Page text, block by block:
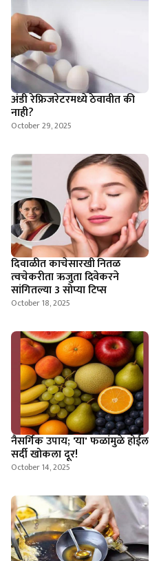
अंडी रेफ्रिजरेटरमध्ये ठेवावीत की
नाही?
October 29, 2025
दिवाळीत काचेसारखी नितळ
त्वचेकरीता ऋजुता दिवेकरने
सांगितल्या 3 सोप्या टिप्स
October 18, 2025
नैसर्गिक उपाय; 'या' फळांमुळे होईल
सर्दी खोकला दूर!
October 14, 2025